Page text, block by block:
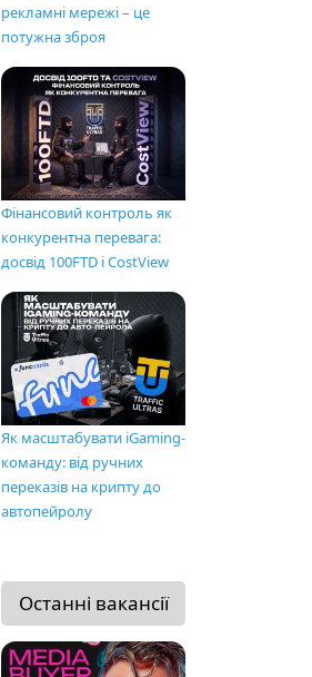
рекламні мережі – це
потужна зброя
Фінансовий контроль як
конкурентна перевага:
досвід 100FTD і CostView
Як масштабувати iGaming-
команду: від ручних
переказів на крипту до
автопейролу
Останні вакансії